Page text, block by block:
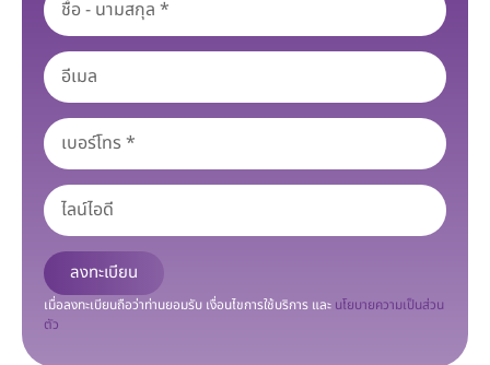
ลงทะเบียน
เมื่อลงทะเบียนถือว่าท่านยอมรับ เงื่อนไขการใช้บริการ และ นโยบายความเป็นส่วน
ตัว